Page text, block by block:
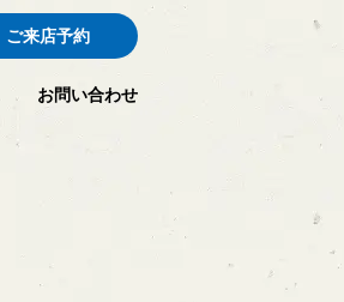
ご来店予約
お問い合わせ